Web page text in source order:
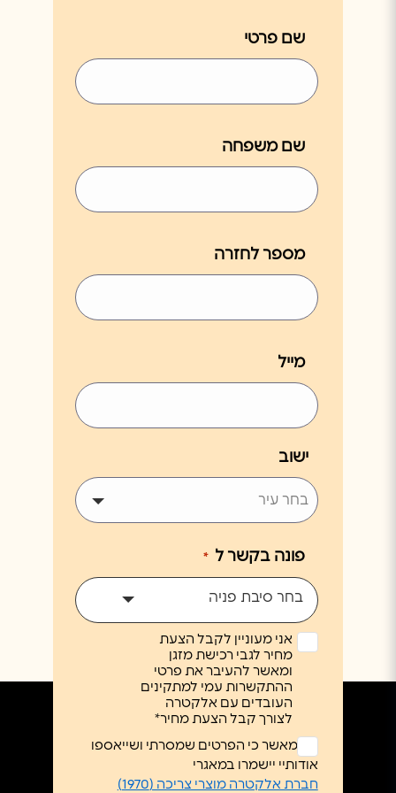
שם פרטי
שם משפחה
מספר לחזרה
מייל
ישוב
פונה בקשר ל *
בחר סיבת פניה
אני מעוניין לקבל הצעת
מחיר לגבי רכישת מזגן
ומאשר להעיבר את פרטי
ההתקשרות עמי למתקינים
העובדים עם אלקטרה
לצורך קבל הצעת מחיר*
ללא
כותרת
*
אני מאשר כי הפרטים שמסרתי ושייאספו
אודותיי יישמרו במאגרי
חברת אלקטרה מוצרי צריכה (1970)